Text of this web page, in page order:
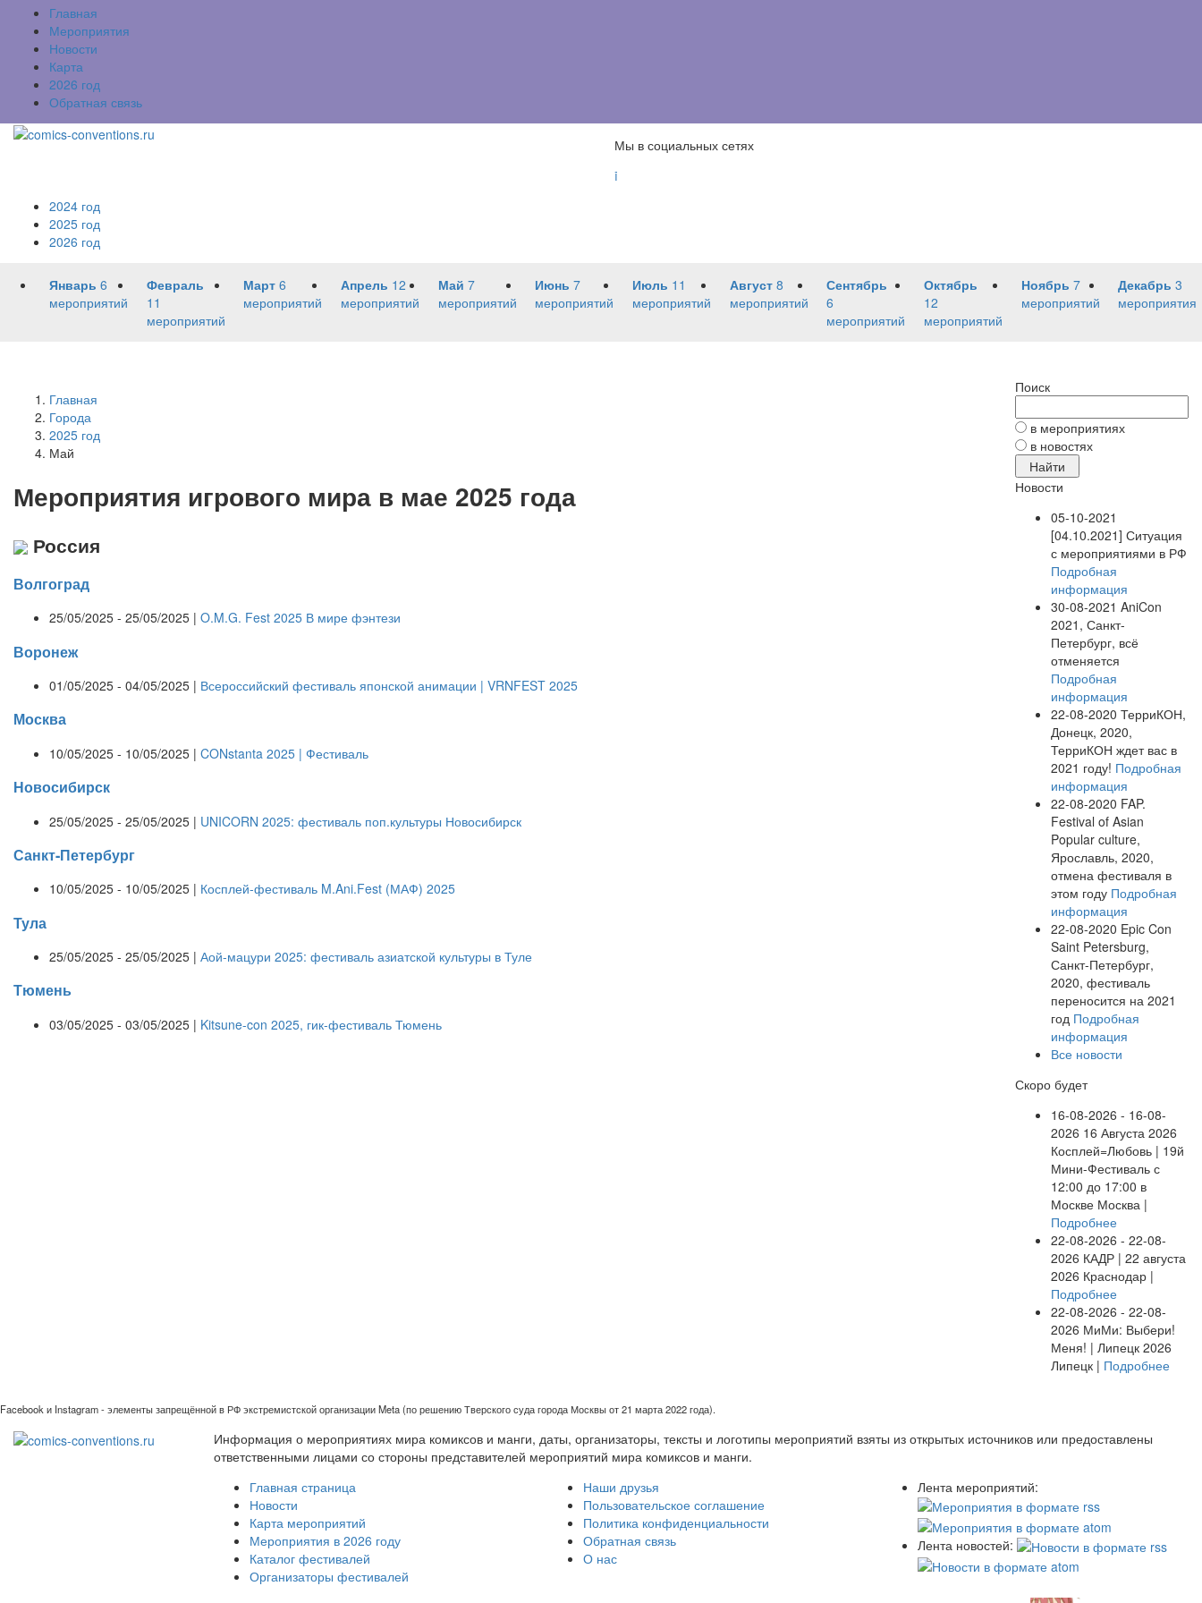
Главная
Мероприятия
Новости
Карта
2026 год
Обратная связь
Мы в социальных сетях

2024 год
2025 год
2026 год
Январь 6
мероприятий
Февраль
11
мероприятий
Март 6
мероприятий
Апрель 12
мероприятий
Май 7
мероприятий
Июнь 7
мероприятий
Июль 11
мероприятий
Август 8
мероприятий
Сентябрь
6
мероприятий
Октябрь
12
мероприятий
Ноябрь 7
мероприятий
Декабрь 3
мероприятия
Главная
Города
2025 год
Май
Мероприятия игрового мира в мае 2025 года
Россия
Волгоград
25/05/2025 - 25/05/2025 | O.M.G. Fest 2025 В мире фэнтези
Воронеж
01/05/2025 - 04/05/2025 | Всероссийский фестиваль японской анимации | VRNFEST 2025
Москва
10/05/2025 - 10/05/2025 | CONstanta 2025 | Фестиваль
Новосибирск
25/05/2025 - 25/05/2025 | UNICORN 2025: фестиваль поп.культуры Новосибирск
Санкт-Петербург
10/05/2025 - 10/05/2025 | Косплей-фестиваль M.Ani.Fest (МАФ) 2025
Тула
25/05/2025 - 25/05/2025 | Аой-мацури 2025: фестиваль азиатской культуры в Туле
Тюмень
03/05/2025 - 03/05/2025 | Kitsune-con 2025, гик-фестиваль Тюмень
Поиск
в мероприятиях
в новостях
Новости
05-10-2021
[04.10.2021] Ситуация
с мероприятиями в РФ
Подробная
информация
30-08-2021 AniCon
2021, Санкт-
Петербург, всё
отменяется
Подробная
информация
22-08-2020 ТерриКОН,
Донецк, 2020,
ТерриКОН ждет вас в
2021 году! Подробная
информация
22-08-2020 FAP.
Festival of Asian
Popular culture,
Ярославль, 2020,
отмена фестиваля в
этом году Подробная
информация
22-08-2020 Epic Con
Saint Petersburg,
Санкт-Петербург,
2020, фестиваль
переносится на 2021
год Подробная
информация
Все новости
Скоро будет
16-08-2026 - 16-08-
2026 16 Августа 2026
Косплей=Любовь | 19й
Мини-Фестиваль с
12:00 до 17:00 в
Москве Москва |
Подробнее
22-08-2026 - 22-08-
2026 КАДР | 22 августа
2026 Краснодар |
Подробнее
22-08-2026 - 22-08-
2026 МиМи: Выбери!
Меня! | Липецк 2026
Липецк | Подробнее
Facebook и Instagram - элементы запрещённой в РФ экстремистской организации Meta (по решению Тверского суда города Москвы от 21 марта 2022 года).
Информация о мероприятиях мира комиксов и манги, даты, организаторы, тексты и логотипы мероприятий взяты из открытых источников или предоставлены
ответственными лицами со стороны представителей мероприятий мира комиксов и манги.
Главная страница
Новости
Карта мероприятий
Мероприятия в 2026 году
Каталог фестивалей
Организаторы фестивалей
Наши друзья
Пользовательское соглашение
Политика конфиденциальности
Обратная связь
О нас
Лента мероприятий:
Лента новостей: